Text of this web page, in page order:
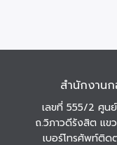
สำนักงาน
เลขที่ 555/2 ศูนย์
ถ.วิภาวดีรังสิต แข
เบอร์โทรศัพท์ติด